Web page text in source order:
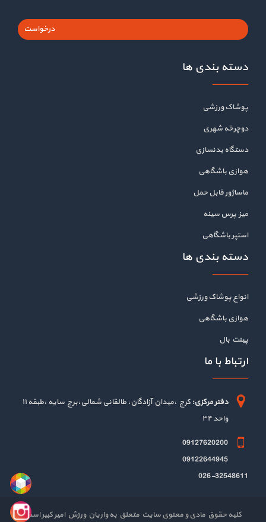
درخواست
دسته بندی ها
پوشاک ورزشی
دوچرخه شهری
دستگاه بدنسازی
هوازی باشگاهی
ماساژور قابل حمل
میز پرس سینه
استپر باشگاهی
دسته بندی ها
انواع پوشاک ورزشی
هوازی باشگاهی
پینت بال
ارتباط با ما
دفتر مرکزی:
کرج ،میدان آزادگان، طالقانی شمالی،برج سایه ،طبقه ۱۱
واحد ۳۴
09127620200
09122644945
026-32548611
کلیه حقوق مادی و معنوی سایت متعلق به واریان ورزش امیر کبیر است